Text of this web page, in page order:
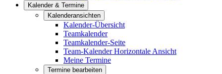
Kalender & Termine
Kalenderansichten
Kalender-Übersicht
Teamkalender
Teamkalender-Seite
Team-Kalender Horizontale Ansicht
Meine Termine
Termine bearbeiten